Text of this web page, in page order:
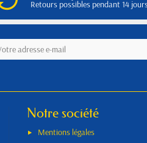
Retours possibles pendant 14
Notre société
Mentions légales